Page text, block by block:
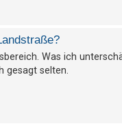
Was ich
gesagt selten.